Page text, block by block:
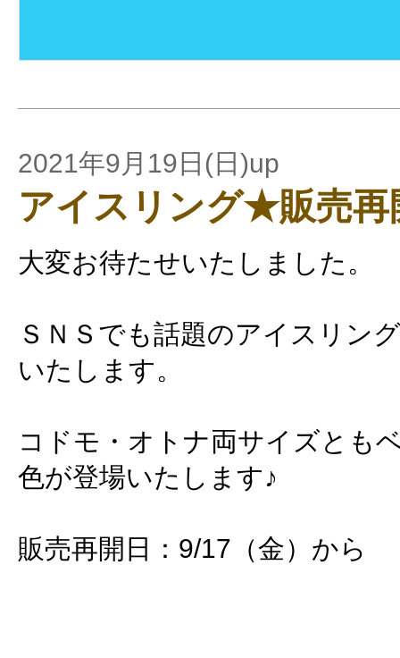
2021年9月19日(日)up
アイスリング★販売再
大変お待たせいたしました。
ＳＮＳでも話題のアイスリン
いたします。
コドモ・オトナ両サイズとも
色が登場いたします♪
販売再開日：9/17（金）から